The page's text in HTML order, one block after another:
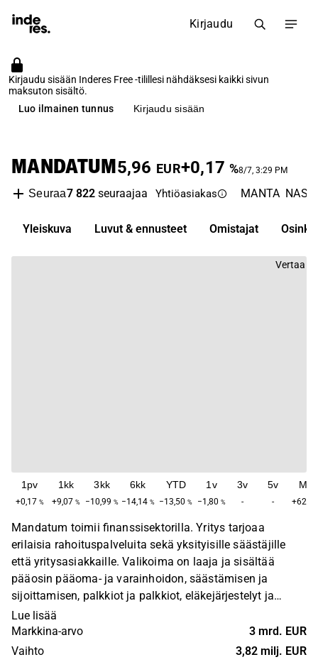
Kirjaudu
Kirjaudu sisään Inderes Free -tilillesi nähdäksesi kaikki sivun
maksuton sisältö.
Luo ilmainen tunnus
Kirjaudu sisään
MANDATUM5,96 EUR+0,17 %8/7, 3:29 PM
Seuraa7 822seuraajaa Yhtiöasiakas MANTA
Yleiskuva Luvut & ennusteet Omistajat Osinko
Vertaa
1pv
+0,17 %
1kk
+9,07 %
3kk
−10,99 %
6kk
−14,14 %
YTD
−13,50 %
1v
−1,80 %
3v
-
5v
-
Max
+62,33
Mandatum toimii finanssisektorilla. Yritys tarjoaa
erilaisia rahoituspalveluita sekä yksityisille säästäjille
että yritysasiakkaille. Valikoima on laaja ja sisältää
pääosin pääoma- ja varainhoidon, säästämisen ja
sijoittamisen, palkkiot ja palkkiot, eläkejärjestelyt ja
henkilökohtaisen riskivakuutuksen. Suurimmat toiminnot
sijaitsevat Suomessa.
Lue lisää
Markkina-arvo
3 mrd. EUR
Vaihto
3,82 milj. EUR